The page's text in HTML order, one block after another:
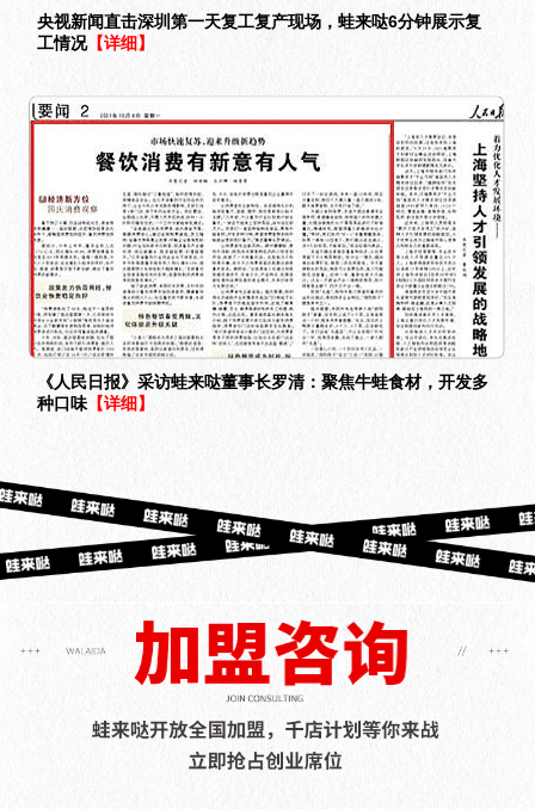
央视新闻直击深圳第一天复工复产现场，蛙来哒6分钟展示复
工情况【详细】
《人民日报》采访蛙来哒董事长罗清：聚焦牛蛙食材，开发多
种口味 【详细】